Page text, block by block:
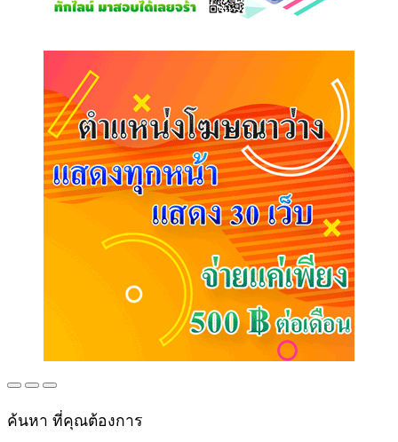
ค้นหา ที่คุณต้องการ